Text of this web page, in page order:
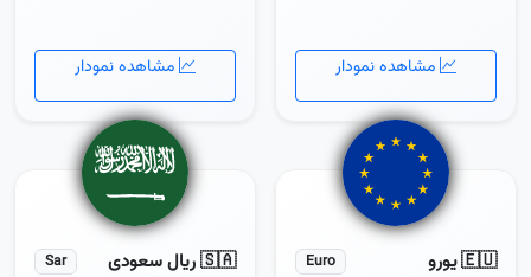
مشاهده نمودار مشاهده نمودار
🇪🇺 یورو Euro 🇸🇦 ریال سعودی Sar